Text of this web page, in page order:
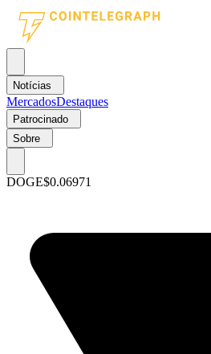
Notícias
MercadosDestaques
Patrocinado
Sobre
DOGE$0.06971